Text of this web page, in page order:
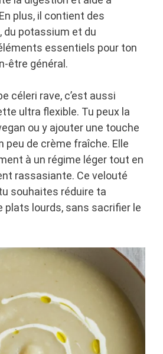
plus, il contient des
du potassium et du
essentiels pour ton
être général.
céleri rave, c’est aussi
ultra flexible. Tu peux la
ou y ajouter une touche
peu de crème fraîche. Elle
à un régime léger tout en
rassasiante. Ce velouté
souhaites réduire ta
plats lourds, sans sacrifier le